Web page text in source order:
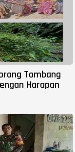
Tombang
Harapan